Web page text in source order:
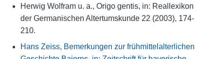
Herwig Wolfram u. a., Origo gentis, in: Reallexikon
der Germanischen Altertumskunde 22 (2003), 174-
210.
Hans Zeiss, Bemerkungen zur frühmittelalterlichen